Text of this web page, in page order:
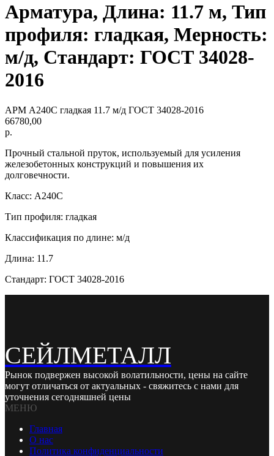
Арматура, Длина: 11.7 м, Тип
профиля: гладкая, Мерность:
м/д, Стандарт: ГОСТ 34028-
2016
АРМ А240С гладкая 11.7 м/д ГОСТ 34028-2016
66780,00
р.
Прочный стальной пруток, используемый для усиления
железобетонных конструкций и повышения их
долговечности.
Класс: А240С
Тип профиля: гладкая
Классификация по длине: м/д
Длина: 11.7
Стандарт: ГОСТ 34028-2016
СЕЙЛМЕТАЛЛ
Рынок подвержен высокой волатильности, цены на сайте
могут отличаться от актуальных - свяжитесь с нами для
уточнения сегодняшней цены
МЕНЮ
Главная
О нас
Политика конфиденциальности